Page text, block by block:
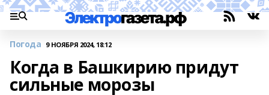
Погода 9 НОЯБРЯ 2024, 18:12
Когда в Башкирию придут
сильные морозы